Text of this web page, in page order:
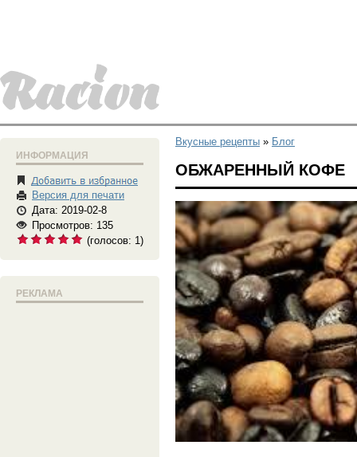
Вкусные рецепты » Блог
ИНФОРМАЦИЯ
Версия для печати
Дата: 2019-02-8
Просмотров: 135
(голосов: 1)
РЕКЛАМА
ОБЖАРЕННЫЙ КОФЕ